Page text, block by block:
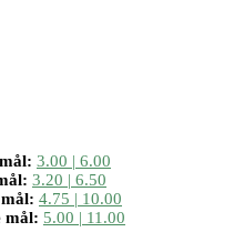
3.00 | 6.00
3.20 | 6.50
4.75 | 10.00
mål: 5.00 | 11.00